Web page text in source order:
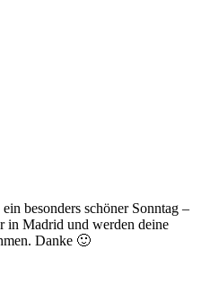
besonders schöner Sonntag –
in Madrid und werden deine
Danke 🙂